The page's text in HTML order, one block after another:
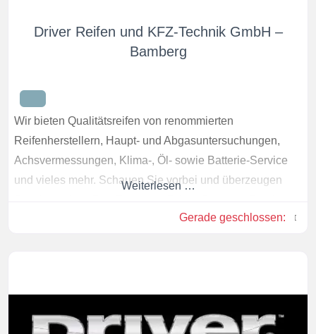
Driver Reifen und KFZ-Technik GmbH –
Bamberg
Wir bieten Qualitätsreifen von renommierten
Reifenherstellern, Haupt- und Abgasuntersuchungen,
Achsvermessungen, Klima-, Öl- sowie Batterie-Service
und vieles mehr. Schauen Sie vorbei und überzeugen
Weiterlesen …
Gerade geschlossen: